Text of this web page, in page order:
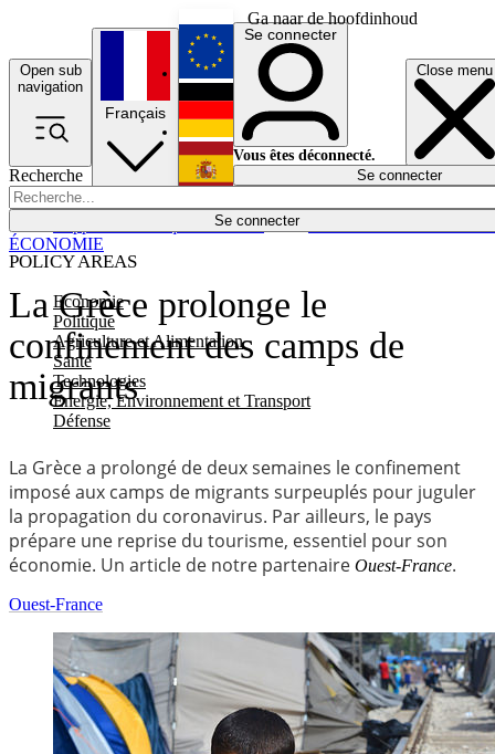
Ga naar de hoofdinhoud
Open sub
navigation
Close menu
Recherche
Se connecter
POLICY AREAS
Economie
Politique
Agriculture et Alimentation
Santé
Technologies
Energie, Environnement et Transport
Défense
Économie
Français
English
Deutsch
Español
Se connecter
Vous êtes déconnecté.
Se connecter
La Grèce prolonge le
confinement des camps de
migrants
La Grèce a prolongé de deux semaines le confinement
imposé aux camps de migrants surpeuplés pour juguler
la propagation du coronavirus. Par ailleurs, le pays
prépare une reprise du tourisme, essentiel pour son
économie. Un article de notre partenaire Ouest-France.
ÉCONOMIE
Ouest-France